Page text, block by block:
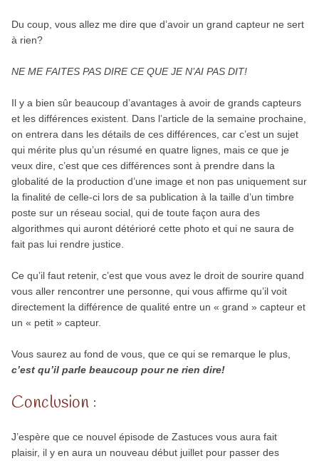
Du coup, vous allez me dire que d’avoir un grand capteur ne sert
à rien?
NE ME FAITES PAS DIRE CE QUE JE N’AI PAS DIT!
Il y a bien sûr beaucoup d’avantages à avoir de grands capteurs
et les différences existent. Dans l’article de la semaine prochaine,
on entrera dans les détails de ces différences, car c’est un sujet
qui mérite plus qu’un résumé en quatre lignes, mais ce que je
veux dire, c’est que ces différences sont à prendre dans la
globalité de la production d’une image et non pas uniquement sur
la finalité de celle-ci lors de sa publication à la taille d’un timbre
poste sur un réseau social, qui de toute façon aura des
algorithmes qui auront détérioré cette photo et qui ne saura de
fait pas lui rendre justice.
Ce qu’il faut retenir, c’est que vous avez le droit de sourire quand
vous aller rencontrer une personne, qui vous affirme qu’il voit
directement la différence de qualité entre un « grand » capteur et
un « petit » capteur.
Vous saurez au fond de vous, que ce qui se remarque le plus,
c’est qu’il parle beaucoup pour ne rien dire!
Conclusion :
J’espère que ce nouvel épisode de Zastuces vous aura fait
plaisir, il y en aura un nouveau début juillet pour passer des